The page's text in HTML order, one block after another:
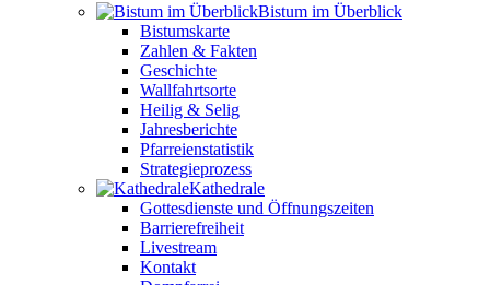
Bistum im Überblick
Bistumskarte
Zahlen & Fakten
Geschichte
Wallfahrtsorte
Heilig & Selig
Jahresberichte
Pfarreienstatistik
Strategieprozess
Kathedrale
Gottesdienste und Öffnungszeiten
Barrierefreiheit
Livestream
Kontakt